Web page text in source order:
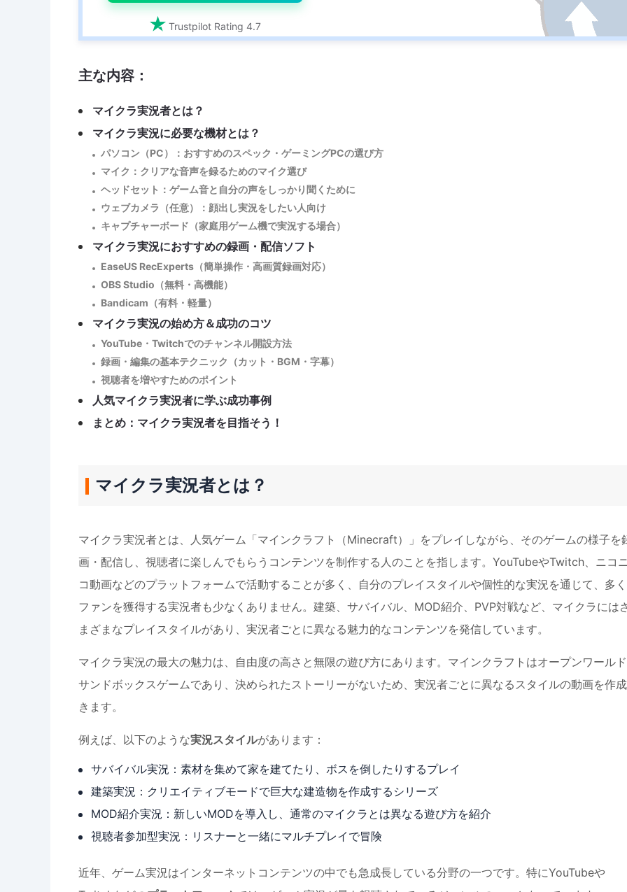
 Trustpilot Rating 4.7
主な内容：
マイクラ実況者とは？
マイクラ実況に必要な機材とは？
パソコン（PC）：おすすめのスペック・ゲーミングPCの選び方
マイク：クリアな音声を録るためのマイク選び
ヘッドセット：ゲーム音と自分の声をしっかり聞くために
ウェブカメラ（任意）：顔出し実況をしたい人向け
キャプチャーボード（家庭用ゲーム機で実況する場合）
マイクラ実況におすすめの録画・配信ソフト
EaseUS RecExperts（簡単操作・高画質録画対応）
OBS Studio（無料・高機能）
Bandicam（有料・軽量）
マイクラ実況の始め方＆成功のコツ
YouTube・Twitchでのチャンネル開設方法
録画・編集の基本テクニック（カット・BGM・字幕）
視聴者を増やすためのポイント
人気マイクラ実況者に学ぶ成功事例
まとめ：マイクラ実況者を目指そう！
マイクラ実況者とは？
マイクラ実況者とは、人気ゲーム「マインクラフト（Minecraft）」をプレイしながら、そのゲームの様子を
画・配信し、視聴者に楽しんでもらうコンテンツを制作する人のことを指します。YouTubeやTwitch、ニコ
コ動画などのプラットフォームで活動することが多く、自分のプレイスタイルや個性的な実況を通じて、多
ファンを獲得する実況者も少なくありません。建築、サバイバル、MOD紹介、PVP対戦など、マイクラには
まざまなプレイスタイルがあり、実況者ごとに異なる魅力的なコンテンツを発信しています。
マイクラ実況の最大の魅力は、自由度の高さと無限の遊び方にあります。マインクラフトはオープンワール
サンドボックスゲームであり、決められたストーリーがないため、実況者ごとに異なるスタイルの動画を作
きます。
例えば、以下のような実況スタイルがあります：
サバイバル実況：素材を集めて家を建てたり、ボスを倒したりするプレイ
建築実況：クリエイティブモードで巨大な建造物を作成するシリーズ
MOD紹介実況：新しいMODを導入し、通常のマイクラとは異なる遊び方を紹介
視聴者参加型実況：リスナーと一緒にマルチプレイで冒険
近年、ゲーム実況はインターネットコンテンツの中でも急成長している分野の一つです。特にYouTubeや